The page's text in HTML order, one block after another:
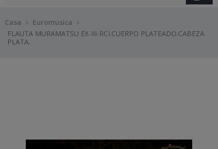
Casa
Euromusica
FLAUTA MURAMATSU EX-III-RCI.CUERPO PLATEADO.CABEZA
PLATA.